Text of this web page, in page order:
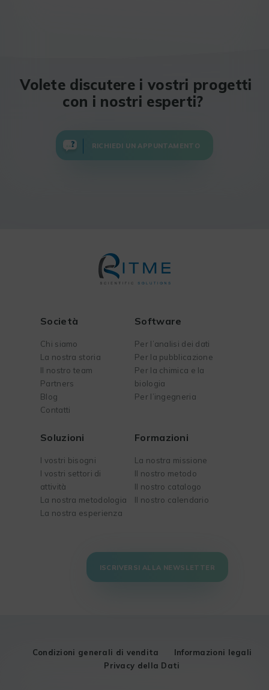
Volete discutere i vostri progetti
con i nostri esperti?
RICHIEDI UN APPUNTAMENTO
Società
Chi siamo
La nostra storia
Il nostro team
Partners
Blog
Contatti
Software
Per l’analisi dei dati
Per la pubblicazione
Per la chimica e la
biologia
Per l’ingegneria
Soluzioni
I vostri bisogni
I vostri settori di
attività
La nostra metodologia
La nostra esperienza
Formazioni
La nostra missione
Il nostro metodo
Il nostro catalogo
Il nostro calendario
ISCRIVERSI ALLA NEWSLETTER
Condizioni generali di vendita
Informazioni legali
Privacy della Dati